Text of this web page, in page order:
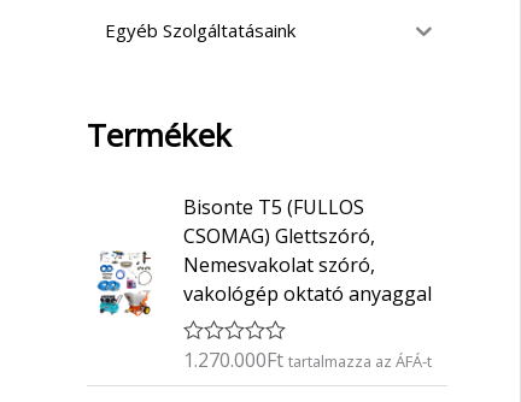
Egyéb Szolgáltatásaink
Termékek
Bisonte T5 (FULLOS
CSOMAG) Glettszóró,
Nemesvakolat szóró,
vakológép oktató anyaggal
É1.270.000Ft tartalmazza az ÁFÁ-t